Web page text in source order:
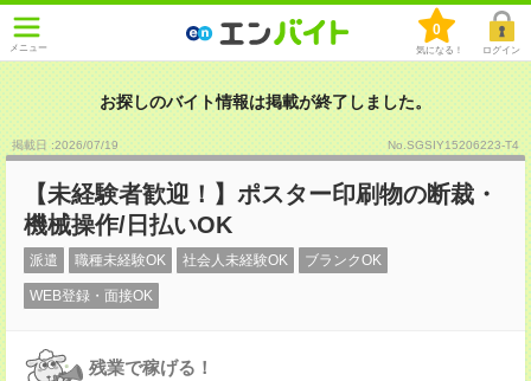
メニュー
0
気になる！ ログイン
お探しのバイト情報は掲載が終了しました。
掲載日 :2026/07/19 No.SGSIY15206223-T4
【未経験者歓迎！】ポスター印刷物の断裁・
機械操作/日払いOK
派遣 職種未経験OK 社会人未経験OK ブランクOK
WEB登録・面接OK
残業で稼げる！